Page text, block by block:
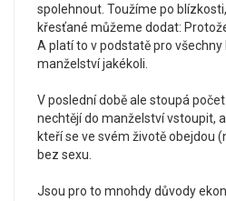
spolehnout. Toužíme po
křesťané můžeme dodat:
A platí to v podstatě pro
manželství jakékoli.
V poslední době ale stoupá
nechtějí do manželství vstoupit,
kteří se ve svém životě obejdou
bez sexu.
Jsou pro to mnohdy důvody